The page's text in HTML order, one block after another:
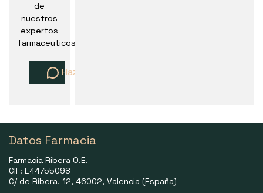
de
nuestros
expertos
farmaceuticos
Haz una pregunta
Datos Farmacia
Farmacia Ribera O.E.
CIF: E44755098
C/ de Ribera, 12, 46002, Valencia (España)